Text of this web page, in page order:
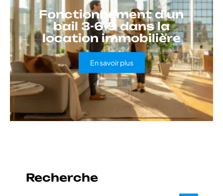
Fonctionnement d’un
bail 3-6-9 dans la
location immobilière
En savoir plus
Recherche